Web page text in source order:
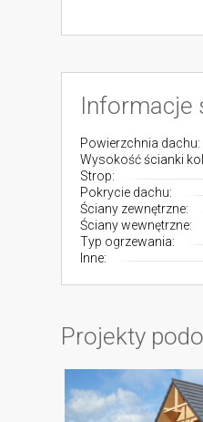
Informacje
Powierzchnia dachu:
Wysokość ścianki
Strop:
Pokrycie dachu:
Ściany zewnętrzne:
Ściany wewnętrzne:
Typ ogrzewania:
Inne:
Projekty